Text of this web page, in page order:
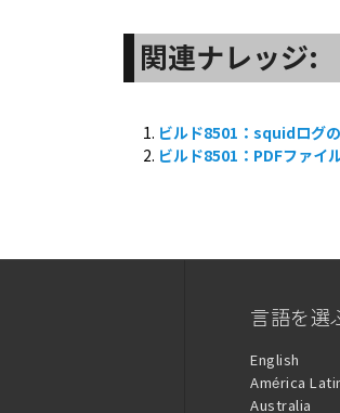
関連ナレッジ:
ビルド8501：squidログ
ビルド8501：PDFファイ
言語を選
English
América
Australia